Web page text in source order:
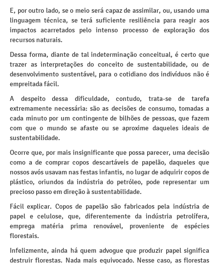
E, por outro lado, se o meio será capaz de assimilar, ou, usando uma
linguagem técnica, se terá suficiente resiliência para reagir aos
impactos acarretados pelo intenso processo de exploração dos
recursos naturais.
Dessa forma, diante de tal indeterminação conceitual, é certo que
trazer as interpretações do conceito de sustentabilidade, ou de
desenvolvimento sustentável, para o cotidiano dos indivíduos não é
empreitada fácil.
A despeito dessa dificuldade, contudo, trata-se de tarefa
extremamente necessária: são as decisões de consumo, tomadas a
cada minuto por um contingente de bilhões de pessoas, que fazem
com que o mundo se afaste ou se aproxime daqueles ideais de
sustentabilidade.
Ocorre que, por mais insignificante que possa parecer, uma decisão
como a de comprar copos descartáveis de papelão, daqueles que
nossos avós usavam nas festas infantis, no lugar de adquirir copos de
plástico, oriundos da indústria do petróleo, pode representar um
precioso passo em direção à sustentabilidade.
Fácil explicar. Copos de papelão são fabricados pela indústria de
papel e celulose, que, diferentemente da indústria petrolífera,
emprega matéria prima renovável, proveniente de espécies
florestais.
Infelizmente, ainda há quem advogue que produzir papel significa
destruir florestas. Nada mais equivocado. Nesse caso, as florestas